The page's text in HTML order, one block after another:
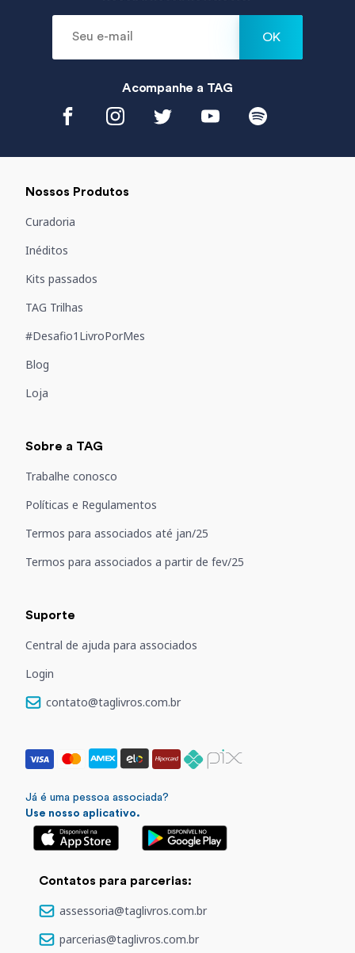
OK
Acompanhe a TAG
Nossos Produtos
Curadoria
Inéditos
Kits passados
TAG Trilhas
#Desafio1LivroPorMes
Blog
Loja
Sobre a TAG
Trabalhe conosco
Políticas e Regulamentos
Termos para associados até jan/25
Termos para associados a partir de fev/25
Suporte
Central de ajuda para associados
Login
contato@taglivros.com.br
Já é uma pessoa associada?
Use nosso aplicativo.
Contatos para parcerias:
assessoria@taglivros.com.br
parcerias@taglivros.com.br